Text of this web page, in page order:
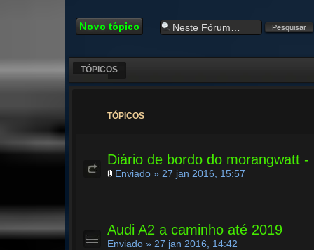
Criar um novo
Tópico
TÓPICOS
TÓPICOS
Diário de bordo do morangwatt -
Enviado » 27 jan 2016, 15:57
Audi A2 a caminho até 2019
Enviado » 27 jan 2016, 14:42